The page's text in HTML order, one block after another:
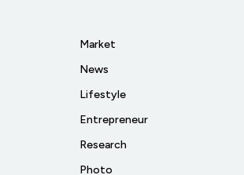
Market
News
Lifestyle
Entrepreneur
Research
Photo